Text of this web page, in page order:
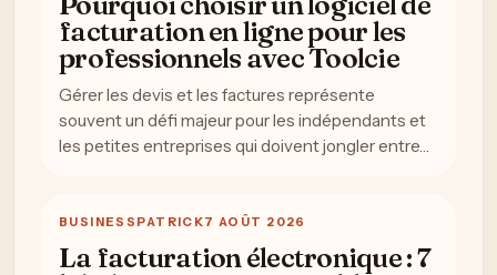
facturation en ligne pour les
professionnels avec Toolcie
Gérer les devis et les factures représente
souvent un défi majeur pour les indépendants et
les petites entreprises qui doivent jongler entre…
BUSINESS PATRICK7 AOÛT 2026
La facturation électronique : 7